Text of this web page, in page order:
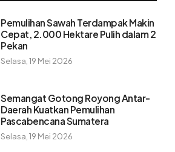
Pemulihan Sawah Terdampak Makin
Cepat, 2.000 Hektare Pulih dalam 2
Pekan
Selasa, 19 Mei 2026
Semangat Gotong Royong Antar-
Daerah Kuatkan Pemulihan
Pascabencana Sumatera
Selasa, 19 Mei 2026